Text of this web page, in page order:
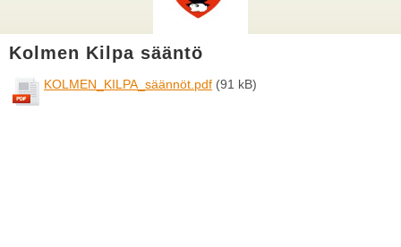
Kolmen Kilpa sääntö
KOLMEN_KILPA_säännöt.pdf (91 kB)